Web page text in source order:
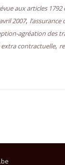
aux articles 1792
2007,
agréation des
contractuelle,